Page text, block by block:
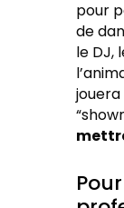
pour
de
le DJ,